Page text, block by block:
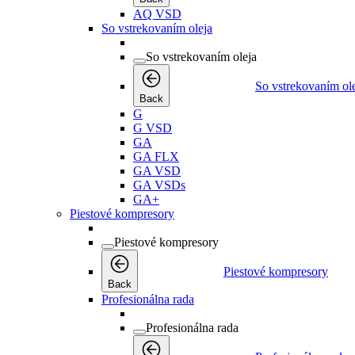
AQ VSD
So vstrekovaním oleja
So vstrekovaním oleja
Back
So vstrekovaním
G
G VSD
GA
GA FLX
GA VSD
GA VSDs
GA+
Piestové kompresory
Piestové kompresory
Back
Piestové kompresory
Profesionálna rada
Profesionálna rada